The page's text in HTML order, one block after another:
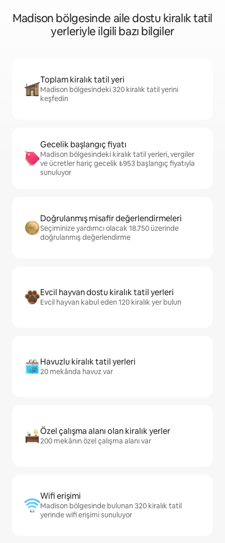
Madison bölgesinde aile dostu kiralık tatil
yerleriyle ilgili bazı bilgiler
Toplam kiralık tatil yeri
Madison bölgesindeki 320 kiralık tatil yerini
keşfedin
Gecelik başlangıç fiyatı
Madison bölgesindeki kiralık tatil yerleri, vergiler
ve ücretler hariç gecelik ₺953 başlangıç fiyatıyla
sunuluyor
Doğrulanmış misafir değerlendirmeleri
Seçiminize yardımcı olacak 18.750 üzerinde
doğrulanmış değerlendirme
Evcil hayvan dostu kiralık tatil yerleri
Evcil hayvan kabul eden 120 kiralık yer bulun
Havuzlu kiralık tatil yerleri
20 mekânda havuz var
Özel çalışma alanı olan kiralık yerler
200 mekânın özel çalışma alanı var
Wifi erişimi
Madison bölgesinde bulunan 320 kiralık tatil
yerinde wifi erişimi sunuluyor